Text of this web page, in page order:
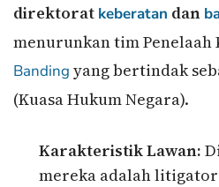
direktorat keberatan dan
menurunkan tim Penelaah
Banding yang bertindak
(Kuasa Hukum Negara).
Karakteristik Lawan:
mereka adalah